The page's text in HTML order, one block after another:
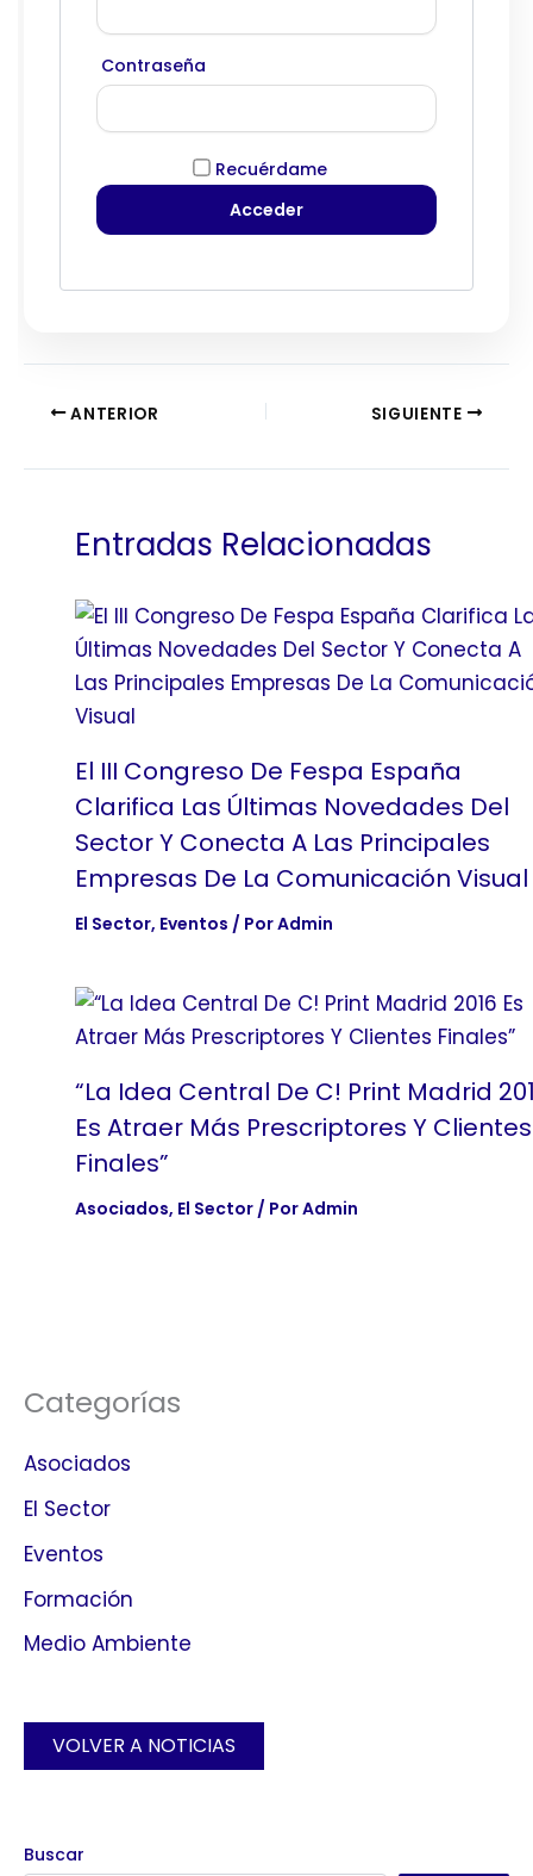
Contraseña
Recuérdame
ANTERIOR SIGUIENTE
Entradas Relacionadas
El III Congreso De Fespa España
Clarifica Las Últimas Novedades Del
Sector Y Conecta A Las Principales
Empresas De La Comunicación Visual
El Sector, Eventos / PorAdmin
“La Idea Central De C! Print Madrid
Es Atraer Más Prescriptores Y Clientes
Finales”
Asociados, El Sector/ PorAdmin
Categorías
Asociados
El Sector
Eventos
Formación
Medio Ambiente
VOLVER A NOTICIAS
Buscar